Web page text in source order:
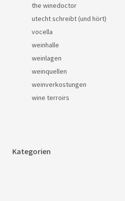
the winedoctor
utecht schreibt (und hört)
vocella
weinhalle
weinlagen
weinquellen
weinverkostungen
wine terroirs
Kategorien